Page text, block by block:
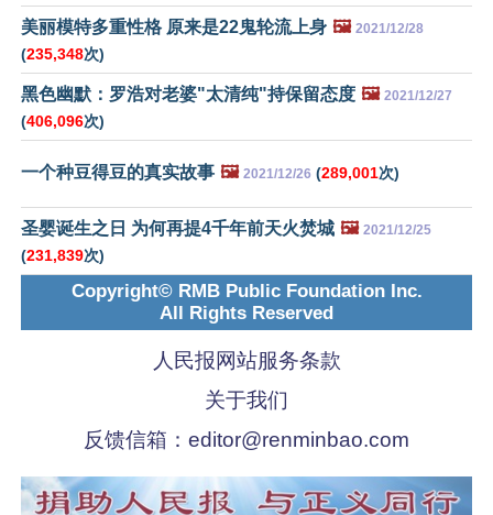
美丽模特多重性格 原来是22鬼轮流上身 🖼️ 2021/12/28
(235,348次)
黑色幽默：罗浩对老婆"太清纯"持保留态度 🖼️ 2021/12/27
(406,096次)
一个种豆得豆的真实故事 🖼️ 2021/12/26 (289,001次)
圣婴诞生之日 为何再提4千年前天火焚城 🖼️ 2021/12/25
(231,839次)
Copyright© RMB Public Foundation Inc.
All Rights Reserved
人民报网站服务条款
关于我们
反馈信箱： editor@renminbao.com